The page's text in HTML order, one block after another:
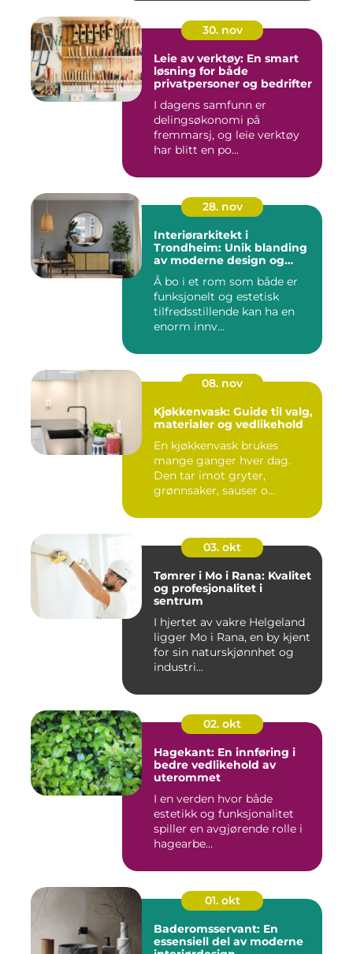
30. nov
Leie av verktøy: En smart
løsning for både
privatpersoner og bedrifter
I dagens samfunn er
delingsøkonomi på
fremmarsj, og leie verktøy
har blitt en po...
28. nov
Interiørarkitekt i
Trondheim: Unik blanding
av moderne design og
tradisjonelle elementer
Å bo i et rom som både er
funksjonelt og estetisk
tilfredsstillende kan ha en
enorm innv...
08. nov
Kjøkkenvask: Guide til valg,
materialer og vedlikehold
En kjøkkenvask brukes
mange ganger hver dag.
Den tar imot gryter,
grønnsaker, sauser o...
03. okt
Tømrer i Mo i Rana: Kvalitet
og profesjonalitet i
sentrum
I hjertet av vakre Helgeland
ligger Mo i Rana, en by kjent
for sin naturskjønnhet og
industri...
02. okt
Hagekant: En innføring i
bedre vedlikehold av
uterommet
I en verden hvor både
estetikk og funksjonalitet
spiller en avgjørende rolle i
hagearbe...
01. okt
Baderomsservant: En
essensiell del av moderne